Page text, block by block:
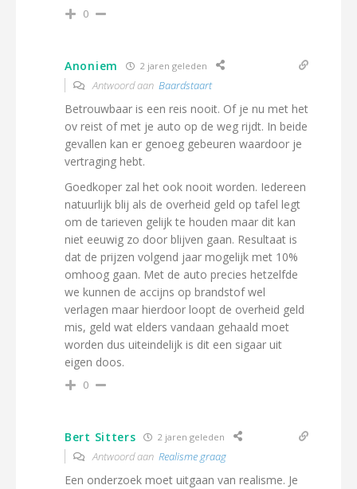
0
Anoniem 2 jaren geleden
Antwoord aan Baardstaart
Betrouwbaar is een reis nooit. Of je nu met het
ov reist of met je auto op de weg rijdt. In beide
gevallen kan er genoeg gebeuren waardoor je
vertraging hebt.
Goedkoper zal het ook nooit worden. Iedereen
natuurlijk blij als de overheid geld op tafel legt
om de tarieven gelijk te houden maar dit kan
niet eeuwig zo door blijven gaan. Resultaat is
dat de prijzen volgend jaar mogelijk met 10%
omhoog gaan. Met de auto precies hetzelfde
we kunnen de accijns op brandstof wel
verlagen maar hierdoor loopt de overheid geld
mis, geld wat elders vandaan gehaald moet
worden dus uiteindelijk is dit een sigaar uit
eigen doos.
0
Bert Sitters 2 jaren geleden
Antwoord aan Realisme graag
Een onderzoek moet uitgaan van realisme. Je